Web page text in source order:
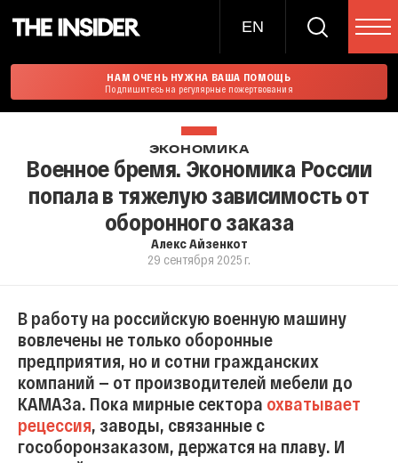
EN
НАМ ОЧЕНЬ НУЖНА ВАША ПОМОЩЬ
Подпишитесь на регулярные пожертвования
ЭКОНОМИКА
Военное бремя. Экономика России
попала в тяжелую зависимость от
оборонного заказа
Алекс Айзенкот
29 сентября 2025 г.
В работу на российскую военную машину
вовлечены не только оборонные
предприятия, но и сотни гражданских
компаний — от производителей мебели до
КАМАЗа. Пока мирные сектора охватывает
рецессия, заводы, связанные с
гособоронзаказом, держатся на плаву. И